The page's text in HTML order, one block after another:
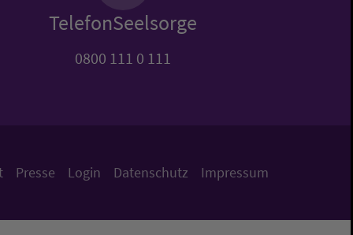
TelefonSeelsorge
0800 111 0 111
Presse Login Datenschutz Impressum